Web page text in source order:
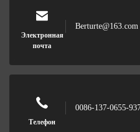
Электронная
почта
Berturte@163.com
Телефон
0086-137-0655-